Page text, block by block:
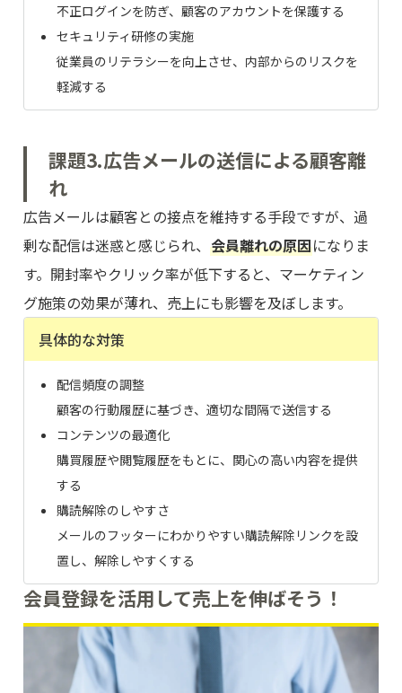
不正ログインを防ぎ、顧客のアカウントを保護する
セキュリティ研修の実施
従業員のリテラシーを向上させ、内部からのリスクを
軽減する
課題3.広告メールの送信による顧客離
れ
広告メールは顧客との接点を維持する手段ですが、過
剰な配信は迷惑と感じられ、会員離れの原因になりま
す。開封率やクリック率が低下すると、マーケティン
グ施策の効果が薄れ、売上にも影響を及ぼします。
具体的な対策
配信頻度の調整
顧客の行動履歴に基づき、適切な間隔で送信する
コンテンツの最適化
購買履歴や閲覧履歴をもとに、関心の高い内容を提供
する
購読解除のしやすさ
メールのフッターにわかりやすい購読解除リンクを設
置し、解除しやすくする
会員登録を活用して売上を伸ばそう！